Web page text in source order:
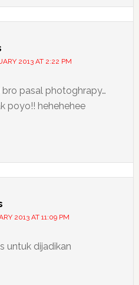
2013 AT 2:22 PM
bro pasal photoghrapy…
poyo!! hehehehee
2013 AT 11:09 PM
untuk dijadikan